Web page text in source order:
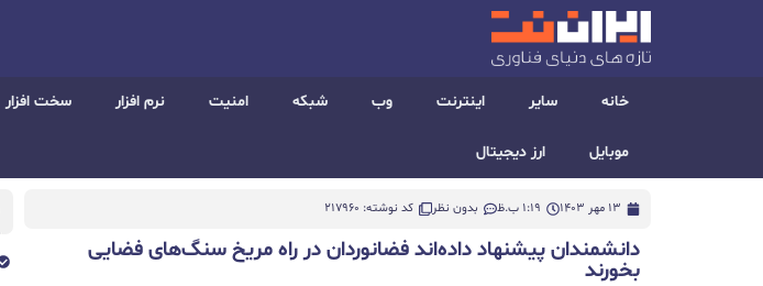
خانه سایر اینترنت وب شبکه امنیت نرم افزار سخت افزار
موبایل ارز دیجیتال
13 مهر 1403 1:19 ب.ظ بدون نظر کد نوشته: 217960
دانشمندان پیشنهاد داده‌اند فضانوردان در راه مریخ سنگ‌های فضایی
بخورند